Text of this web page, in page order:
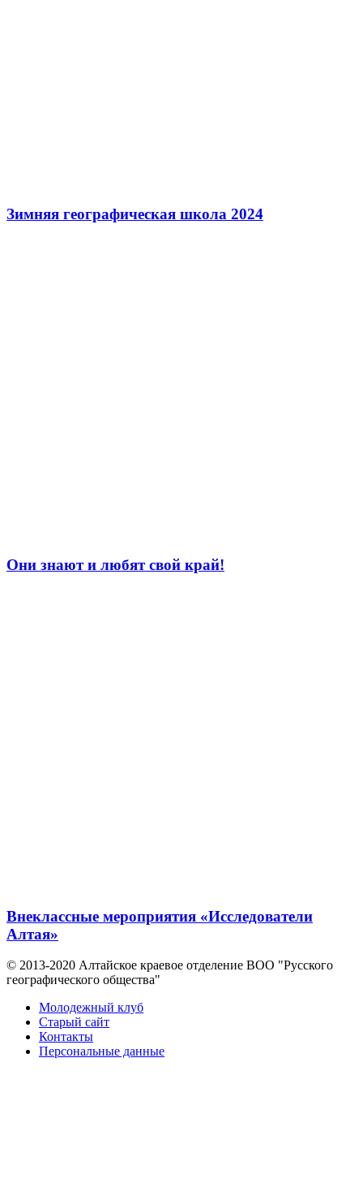
Зимняя географическая школа 2024
Они знают и любят свой край!
Внеклассные мероприятия «Исследователи
Алтая»
© 2013-2020 Алтайское краевое отделение BOO "Русского
географического общества"
Молодежный клуб
Старый сайт
Контакты
Персональные данные